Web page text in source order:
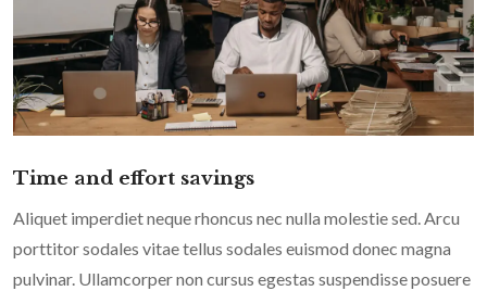
Time and effort savings
Aliquet imperdiet neque rhoncus nec nulla molestie sed. Arcu
porttitor sodales vitae tellus sodales euismod donec magna
pulvinar. Ullamcorper non cursus egestas suspendisse posuere